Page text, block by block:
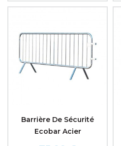
Barrière De Sécurité
Ecobar Acier